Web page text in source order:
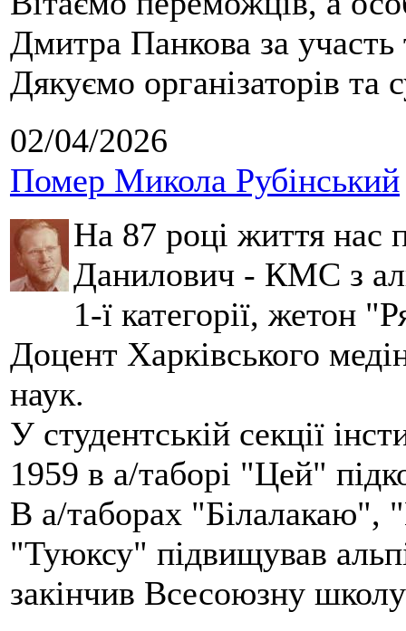
Дмитра Панкова за
Дякуємо організаторів та
02/04/2026
Помер Микола Рубінський
На 87 році життя нас
Данилович - КМС з
1-ї категорії, жетон
Доцент Харківського
наук.
У студентській секції
1959 в а/таборі "Цей"
В а/таборах "Білалакаю",
"Туюксу" підвищував
закінчив Всесоюзну